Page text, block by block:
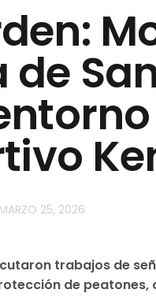
MARZO 25, 2026
trabajos de
de peatones,